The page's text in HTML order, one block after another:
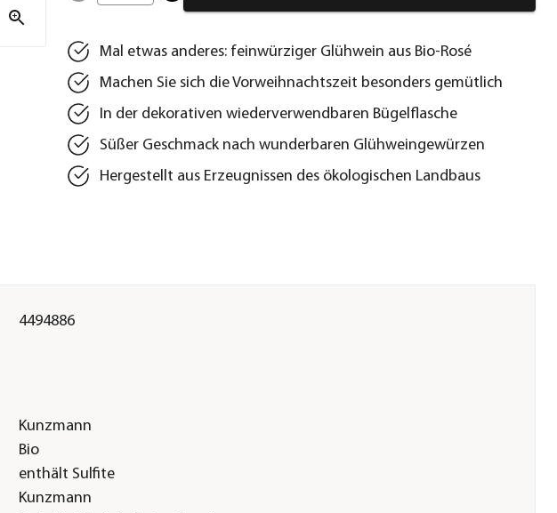
Mal etwas anderes: feinwürziger Glühwein aus Bio-Rosé
Machen Sie sich die Vorweihnachtszeit besonders gemütlich
In der dekorativen wiederverwendbaren Bügelflasche
Süßer Geschmack nach wunderbaren Glühweingewürzen
Hergestellt aus Erzeugnissen des ökologischen Landbaus
4494886
Kunzmann
Bio
enthält Sulfite
Kunzmann